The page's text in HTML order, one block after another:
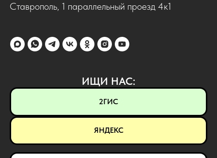
Ставрополь, 1 параллельный проезд 4к1
ИЩИ НАС:
2ГИС
ЯНДЕКС